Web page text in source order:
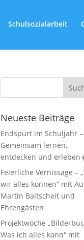
Schulsozialarbeit
Neueste Beiträge
Endspurt im Schuljahr –
Gemeinsam lernen,
entdecken und
Feierliche Vernissage –
wir alles können“ mit
Martin Baltscheit und
Ehrengästen
Projektwoche
Was ich alles kann“ mit